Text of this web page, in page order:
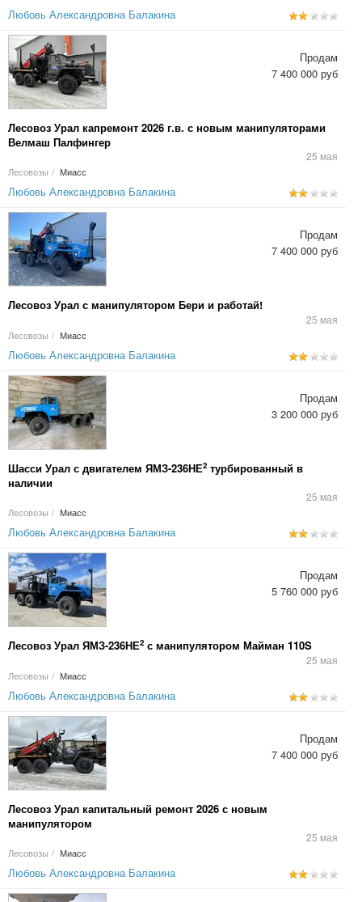
Любовь Александровна Балакина
Лесовоз Урал капремонт 2026 г.в. с новым манипуляторами
Велмаш Палфингер
25 мая
Лесовозы / Миасс
Продам
7 400 000 руб
Любовь Александровна Балакина
Лесовоз Урал с манипулятором Бери и работай!
25 мая
Лесовозы / Миасс
Продам
7 400 000 руб
Любовь Александровна Балакина
Шасси Урал с двигателем ЯМЗ-236НЕ2 турбированный в
наличии
25 мая
Лесовозы / Миасс
Продам
3 200 000 руб
Любовь Александровна Балакина
Лесовоз Урал ЯМЗ-236НЕ2 с манипулятором Майман 110S
25 мая
Лесовозы / Миасс
Продам
5 760 000 руб
Любовь Александровна Балакина
Лесовоз Урал капитальный ремонт 2026 с новым
манипулятором
25 мая
Лесовозы / Миасс
Продам
7 400 000 руб
Любовь Александровна Балакина